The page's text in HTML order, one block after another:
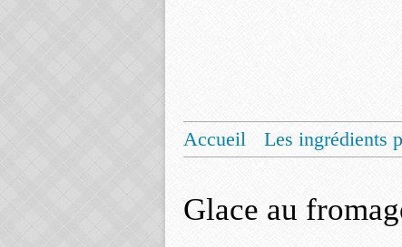
Accueil Les ingrédients
Glace au